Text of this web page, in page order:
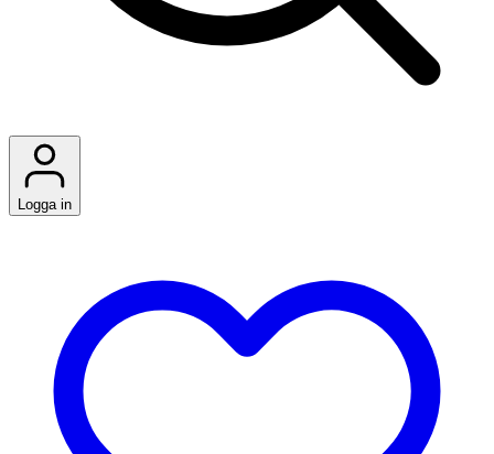
Logga in